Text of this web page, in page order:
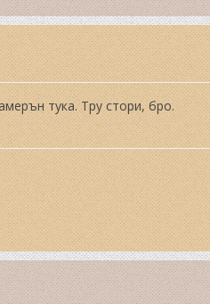
тука. Тру стори, бро.